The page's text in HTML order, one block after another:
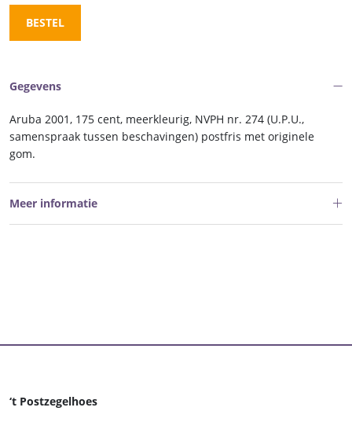
BESTEL
Gegevens
Aruba 2001, 175 cent, meerkleurig, NVPH nr. 274 (U.P.U.,
samenspraak tussen beschavingen) postfris met originele
gom.
Meer informatie
‘t Postzegelhoes